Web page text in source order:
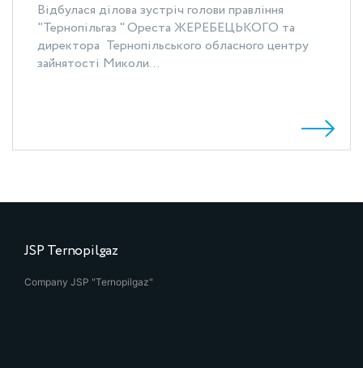
Відбулася ділова зустріч голови правління
"Тернопільгаз " Ореста ЖЕРЕБЕЦЬКОГО та
директора Тернопільського обласного центру
зайнятості Миколи...
JSP Ternopilgaz
Company JSP "Ternopilgaz"